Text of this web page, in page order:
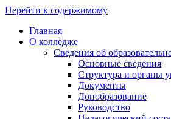
Перейти к содержимому
Главная
О колледже
Сведения об
Основные сведения
Структура и органы
Документы
Допобразование
Руководство